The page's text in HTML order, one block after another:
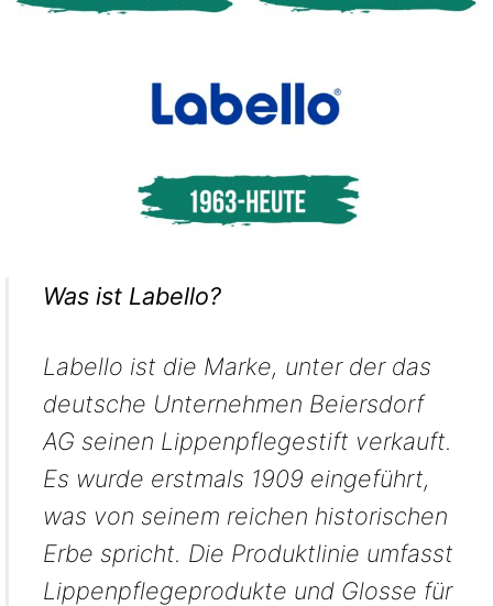
Was ist Labello?
Labello ist die Marke, unter der das
deutsche Unternehmen Beiersdorf
AG seinen Lippenpflegestift verkauft.
Es wurde erstmals 1909 eingeführt,
was von seinem reichen historischen
Erbe spricht. Die Produktlinie umfasst
Lippenpflegeprodukte und Glosse für